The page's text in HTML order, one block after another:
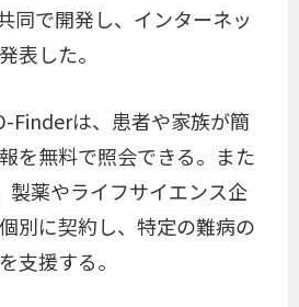
同で開発し、インターネッ
表した。
Finderは、患者や家族が簡
を無料で照会できる。また
製薬やライフサイエンス企
別に契約し、特定の難病の
支援する。